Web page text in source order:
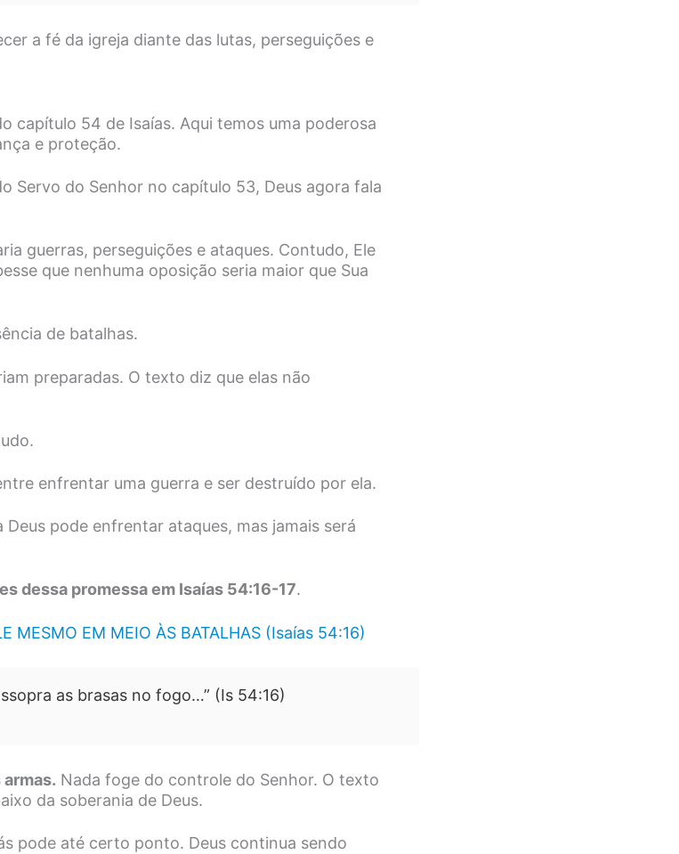
a fé da igreja diante das lutas, perseguições e
capítulo 54 de Isaías. Aqui temos uma poderosa
e proteção.
Servo do Senhor no capítulo 53, Deus agora fala
guerras, perseguições e ataques. Contudo, Ele
que nenhuma oposição seria maior que Sua
de batalhas.
preparadas. O texto diz que elas não
enfrentar uma guerra e ser destruído por ela.
Deus pode enfrentar ataques, mas jamais será
dessa promessa em Isaías 54:16-17.
MESMO EM MEIO ÀS BATALHAS (Isaías 54:16)
as brasas no fogo…” (Is 54:16)
armas. Nada foge do controle do Senhor. O texto
da soberania de Deus.
pode até certo ponto. Deus continua sendo